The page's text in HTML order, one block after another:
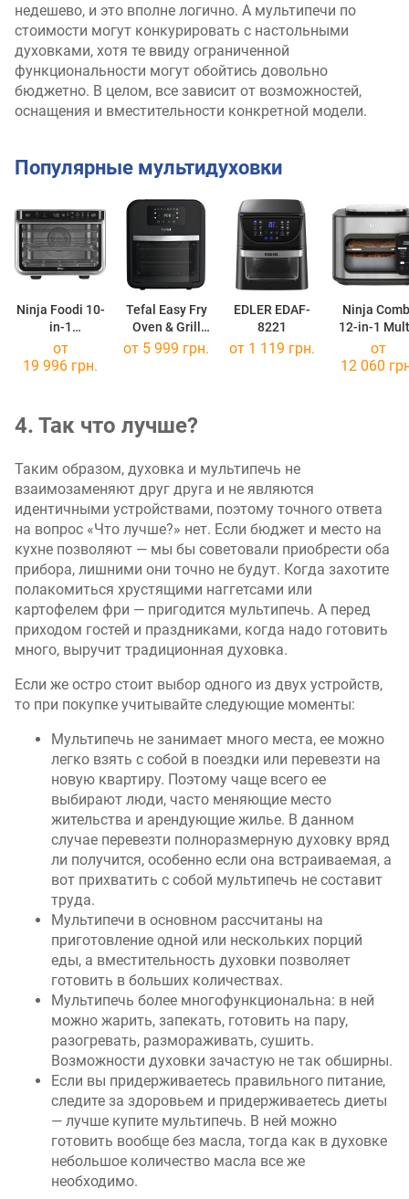
недешево, и это вполне логично. А мультипечи по
стоимости могут конкурировать с настольными
духовками, хотя те ввиду ограниченной
функциональности могут обойтись довольно
бюджетно. В целом, все зависит от возможностей,
оснащения и вместительности конкретной модели.
Популярные мультидуховки
Ninja Foodi 10-
in-1
Multifunction
Oven DT200
Tefal Easy Fry
Oven & Grill
FW5018
EDLER EDAF-
8221
Ninja
12-in-1
Cooker,
Air Fryer
от
19 996 грн.
от 5 999 грн. от 1 119 грн.
от
12 060
4. Так что лучше?
Таким образом, духовка и мультипечь не
взаимозаменяют друг друга и не являются
идентичными устройствами, поэтому точного ответа
на вопрос «Что лучше?» нет. Если бюджет и место на
кухне позволяют — мы бы советовали приобрести оба
прибора, лишними они точно не будут. Когда захотите
полакомиться хрустящими наггетсами или
картофелем фри — пригодится мультипечь. А перед
приходом гостей и праздниками, когда надо готовить
много, выручит традиционная духовка.
Если же остро стоит выбор одного из двух устройств,
то при покупке учитывайте следующие моменты:
Мультипечь не занимает много места, ее можно
легко взять с собой в поездки или перевезти на
новую квартиру. Поэтому чаще всего ее
выбирают люди, часто меняющие место
жительства и арендующие жилье. В данном
случае перевезти полноразмерную духовку вряд
ли получится, особенно если она встраиваемая, а
вот прихватить с собой мультипечь не составит
труда.
Мультипечи в основном рассчитаны на
приготовление одной или нескольких порций
еды, а вместительность духовки позволяет
готовить в больших количествах.
Мультипечь более многофункциональна: в ней
можно жарить, запекать, готовить на пару,
разогревать, размораживать, сушить.
Возможности духовки зачастую не так обширны.
Если вы придерживаетесь правильного питание,
следите за здоровьем и придерживаетесь диеты
— лучше купите мультипечь. В ней можно
готовить вообще без масла, тогда как в духовке
небольшое количество масла все же
необходимо.